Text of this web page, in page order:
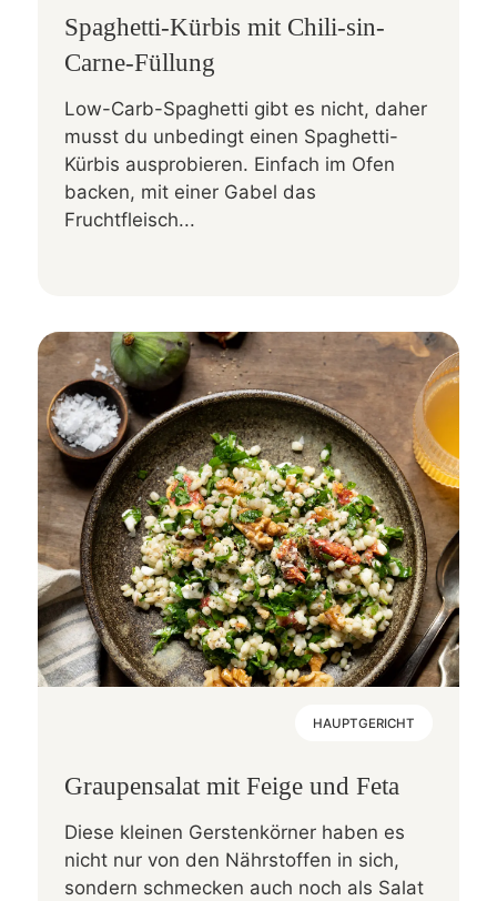
Spaghetti-Kürbis mit Chili-sin-
Carne-Füllung
Low-Carb-Spaghetti gibt es nicht, daher
musst du unbedingt einen Spaghetti-
Kürbis ausprobieren. Einfach im Ofen
backen, mit einer Gabel das
Fruchtfleisch...
HAUPTGERICHT
Graupensalat mit Feige und Feta
Diese kleinen Gerstenkörner haben es
nicht nur von den Nährstoffen in sich,
sondern schmecken auch noch als Salat